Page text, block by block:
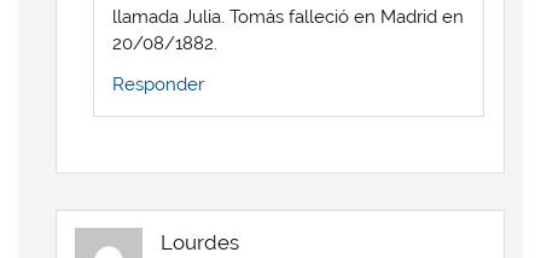
llamada Julia. Tomás falleció en Madrid en
20/08/1882.
Responder
Lourdes